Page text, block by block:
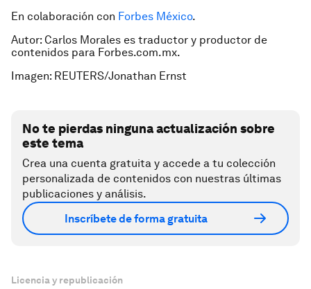
En colaboración con Forbes México.
Autor: Carlos Morales es traductor y productor de
contenidos para Forbes.com.mx.
Imagen: REUTERS/Jonathan Ernst
No te pierdas ninguna actualización sobre
este tema
Crea una cuenta gratuita y accede a tu colección
personalizada de contenidos con nuestras últimas
publicaciones y análisis.
Inscríbete de forma gratuita
Licencia y republicación